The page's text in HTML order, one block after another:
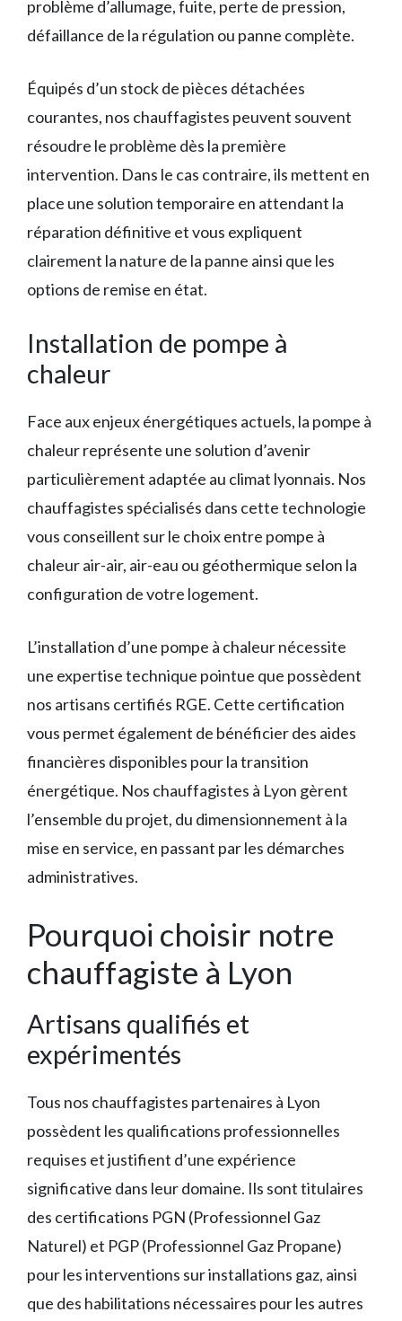
problème d’allumage, fuite, perte de pression,
défaillance de la régulation ou panne complète.
Équipés d’un stock de pièces détachées
courantes, nos chauffagistes peuvent souvent
résoudre le problème dès la première
intervention. Dans le cas contraire, ils mettent en
place une solution temporaire en attendant la
réparation définitive et vous expliquent
clairement la nature de la panne ainsi que les
options de remise en état.
Installation de pompe à
chaleur
Face aux enjeux énergétiques actuels, la pompe à
chaleur représente une solution d’avenir
particulièrement adaptée au climat lyonnais. Nos
chauffagistes spécialisés dans cette technologie
vous conseillent sur le choix entre pompe à
chaleur air-air, air-eau ou géothermique selon la
configuration de votre logement.
L’installation d’une pompe à chaleur nécessite
une expertise technique pointue que possèdent
nos artisans certifiés RGE. Cette certification
vous permet également de bénéficier des aides
financières disponibles pour la transition
énergétique. Nos chauffagistes à Lyon gèrent
l’ensemble du projet, du dimensionnement à la
mise en service, en passant par les démarches
administratives.
Pourquoi choisir notre
chauffagiste à Lyon
Artisans qualifiés et
expérimentés
Tous nos chauffagistes partenaires à Lyon
possèdent les qualifications professionnelles
requises et justifient d’une expérience
significative dans leur domaine. Ils sont titulaires
des certifications PGN (Professionnel Gaz
Naturel) et PGP (Professionnel Gaz Propane)
pour les interventions sur installations gaz, ainsi
que des habilitations nécessaires pour les autres